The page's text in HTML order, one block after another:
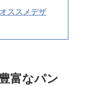
ススメデザ
富なパン